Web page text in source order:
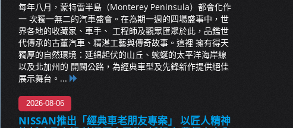
每年八月，蒙特雷半島（Monterey Peninsula）都會化作
一 次獨一無二的汽車盛會。在為期一週的四場盛事中，世
界各地的收藏家、車手、 工程師及觀眾匯聚於此，品鑑世
代傳承的古董汽車、精湛工藝與傳奇故事。這裡 擁有得天
獨厚的自然環境：延綿起伏的山丘、蜿蜒的太平洋海岸線
以及北加州的 開闊公路，為經典車型及先鋒新作提供絕佳
展示舞台。...
2026-08-06
NISSAN推出「經典車老朋友專案」 以匠人精神